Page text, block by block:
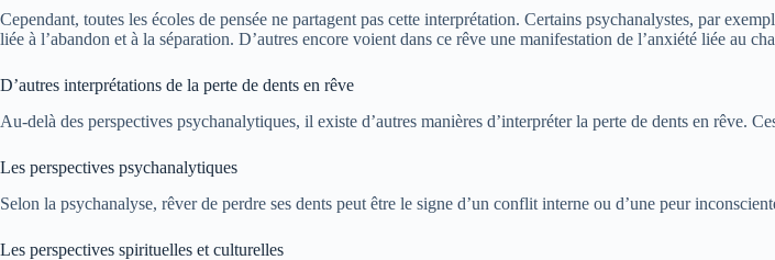
Cependant, toutes les écoles de pensée ne partagent pas cette interprétation. Certains psychanalystes, par
liée à l’abandon et à la séparation. D’autres encore voient dans ce rêve une manifestation de l’anxiété liée au
D’autres interprétations de la perte de dents en rêve
Au-delà des perspectives psychanalytiques, il existe d’autres manières d’interpréter la perte de dents en rêve.
Les perspectives psychanalytiques
Selon la psychanalyse, rêver de perdre ses dents peut être le signe d’un conflit interne ou d’une peur
Les perspectives spirituelles et culturelles